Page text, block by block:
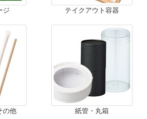
ジ テイクアウト容器
の他 紙管・丸箱